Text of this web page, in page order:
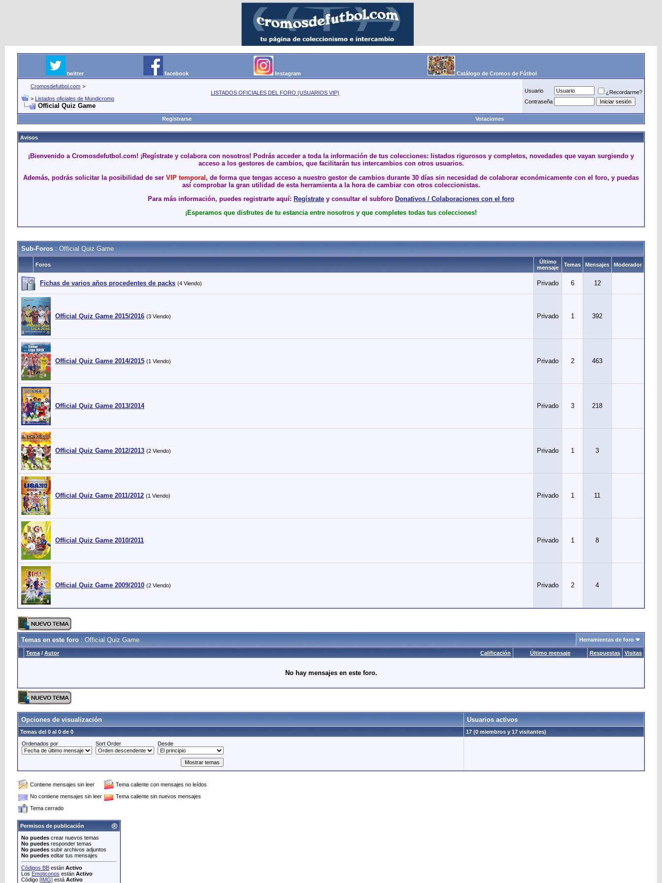
twitter facebook Instagram Catálogo de Cromos de Fútbol
Cromosdefutbol.com >
LISTADOS OFICIALES DEL FORO (USUARIOS VIP)
> Listados oficiales de Mundicromo
Official Quiz Game
Usuario
¿Recordarme?
Contraseña
Registrarse Votaciones
Avisos
¡Bienvenido a Cromosdefutbol.com! ¡Regístrate y colabora con nosotros! Podrás acceder a toda la información de tus colecciones: listados rigurosos y completos, novedades que vayan surgiendo y
acceso a los gestores de cambios, que facilitarán tus intercambios con otros usuarios.
Además, podrás solicitar la posibilidad de ser VIP temporal, de forma que tengas acceso a nuestro gestor de cambios durante 30 días sin necesidad de colaborar económicamente con el foro, y puedas
así comprobar la gran utilidad de esta herramienta a la hora de cambiar con otros coleccionistas.
Para más información, puedes registrarte aquí: Regístrate y consultar el subforo Donativos / Colaboraciones con el foro
¡Esperamos que disfrutes de tu estancia entre nosotros y que completes todas tus colecciones!
Sub-Foros : Official Quiz Game
Foros
Último
mensaje
Temas Mensajes Moderador
Fichas de varios años procedentes de packs (4 Viendo) Privado 6 12
Official Quiz Game 2015/2016 (3 Viendo) Privado 1 392
Official Quiz Game 2014/2015 (1 Viendo) Privado 2 463
Official Quiz Game 2013/2014 Privado 3 218
Official Quiz Game 2012/2013 (2 Viendo) Privado 1 3
Official Quiz Game 2011/2012 (1 Viendo) Privado 1 11
Official Quiz Game 2010/2011 Privado 1 8
Official Quiz Game 2009/2010 (2 Viendo) Privado 2 4
Temas en este foro : Official Quiz Game Herramientas de foro
Calificación
Tema / Autor Último mensaje Respuestas Visitas
No hay mensajes en este foro.
Opciones de visualización Usuarios activos
Temas del 0 al 0 de 0
17 (0 miembros y 17 visitantes)
Ordenados por
Sort Order Desde
Contiene mensajes sin leer
Tema caliente con mensajes no leídos
No contiene mensajes sin leer
Tema caliente sin nuevos mensajes
Tema cerrado
Permisos de publicación
No puedes crear nuevos temas
No puedes responder temas
No puedes subir archivos adjuntos
No puedes editar tus mensajes
Códigos BB están Activo
Los Emoticonos están Activo
Código [IMG] está Activo